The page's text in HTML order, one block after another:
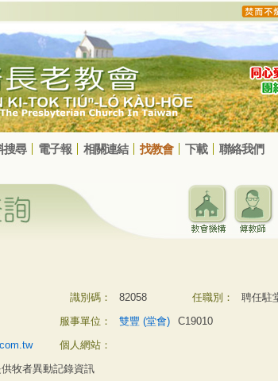
搜尋 電子報 相關連結 找教會 下載 聯絡我們
識別碼： 82058 任職別：
聘任駐
服事單位： 雙豐 (堂會)
C19010
個人網站：
牧者異動記錄資訊